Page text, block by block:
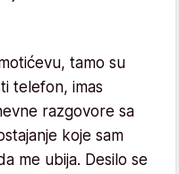
tamo su
telefon, imas
razgovore sa
koje sam
me ubija. Desilo se